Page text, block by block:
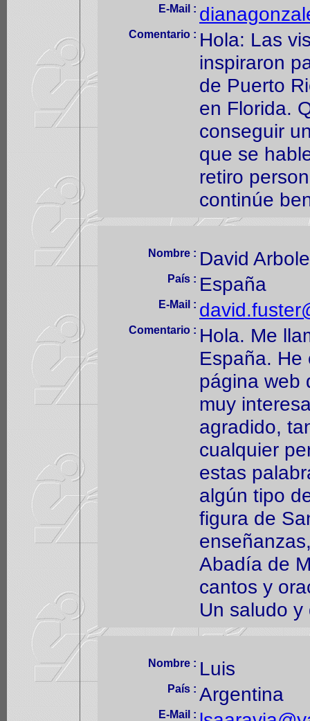
E-Mail :
Comentario : Hola: Las
inspiraron
de Puerto
en Florida.
conseguir
que se
retiro
continúe
Nombre : David
País : España
E-Mail :
Comentario : Hola. Me
España. He
página web
muy
agradido,
cualquier
estas
algún tipo
figura de
Abadía de
cantos y
Un saludo
Nombre : Luis
País : Argentina
E-Mail :